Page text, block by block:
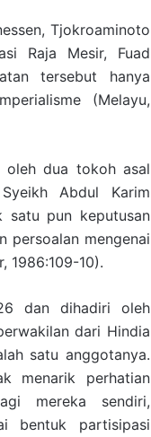
Tjokroaminoto
Raja Mesir, Fuad
tersebut hanya
(Melayu,
oleh dua tokoh asal
Abdul Karim
satu pun keputusan
persoalan mengenai
1986:109-10).
dan dihadiri oleh
dari Hindia
satu anggotanya.
menarik perhatian
mereka sendiri,
bentuk partisipasi